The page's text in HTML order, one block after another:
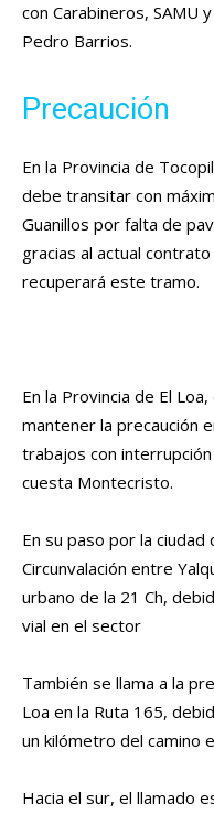
con Carabineros, SAMU
Pedro Barrios.
Precaución
En la Provincia de
debe transitar con
Guanillos por falta de
gracias al actual
recuperará este tramo.
En la Provincia de El
mantener la precaución
trabajos con
cuesta Montecristo.
En su paso por la ciudad
Circunvalación entre
urbano de la 21 Ch,
vial en el sector
También se llama a la
Loa en la Ruta 165,
un kilómetro del camino
Hacia el sur, el llamado